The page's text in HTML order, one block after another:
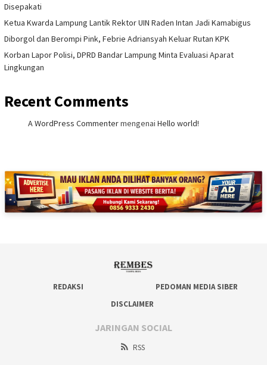
Disepakati
Ketua Kwarda Lampung Lantik Rektor UIN Raden Intan Jadi Kamabigus
Diborgol dan Berompi Pink, Febrie Adriansyah Keluar Rutan KPK
Korban Lapor Polisi, DPRD Bandar Lampung Minta Evaluasi Aparat
Lingkungan
Recent Comments
A WordPress Commentermengenai Hello world!
REDAKSI
PEDOMAN MEDIA SIBER
DISCLAIMER
JARINGAN SOCIAL
RSS